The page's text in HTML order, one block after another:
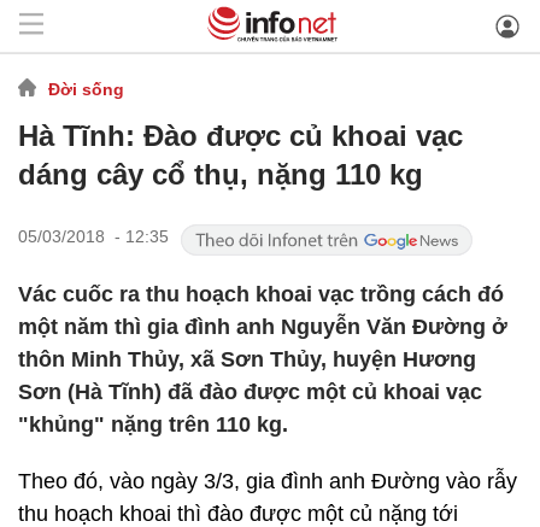
Đời sống
Hà Tĩnh: Đào được củ khoai vạc
dáng cây cổ thụ, nặng 110 kg​
05/03/2018 - 12:35
Vác cuốc ra thu hoạch khoai vạc trồng cách đó
một năm thì gia đình ​anh Nguyễn Văn Đường ở
thôn Minh Thủy, xã Sơn Thủy, huyện Hương
Sơn (Hà Tĩnh) đã đào được một củ khoai vạc
"khủng" nặng trên 110 kg.
Theo đó, vào ngày 3/3, gia đình anh Đường vào rẫy
thu hoạch khoai thì đào được một củ nặng tới